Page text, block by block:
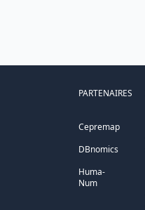
PARTENAIRES
Cepremap
DBnomics
Huma-
Num